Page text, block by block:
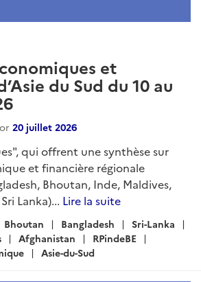
et
du Sud du 10 au
20 juillet 2026
qui offrent une synthèse sur
et financière régionale
Bhoutan, Inde, Maldives,
Lanka)... Lire la suite
Bhoutan Bangladesh
Sri-Lanka
Afghanistan
RPindeBE
Asie-du-Sud